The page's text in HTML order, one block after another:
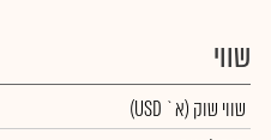
שווי
שווי שוק (א` USD)